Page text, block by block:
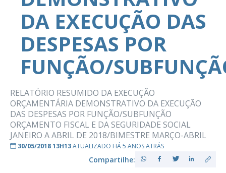
DA EXECUÇÃO DAS
DESPESAS POR
FUNÇÃO/
RELATÓRIO RESUMIDO DA EXECUÇÃO
ORÇAMENTÁRIA DEMONSTRATIVO DA EXECUÇÃO
DAS DESPESAS POR FUNÇÃO/SUBFUNÇÃO
ORÇAMENTO FISCAL E DA SEGURIDADE SOCIAL
JANEIRO A ABRIL DE 2018/BIMESTRE MARÇO-ABRIL
30/05/2018 13H13ATUALIZADO HÁ 5 ANOS ATRÁS
Compartilhe: